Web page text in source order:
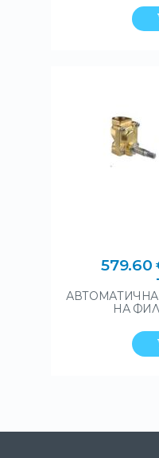
579.60
НА